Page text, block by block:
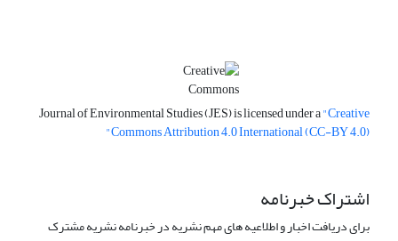
Journal of Environmental Studies (JES) is licensed under a"Creative
Commons Attribution 4.0 International (CC-BY 4.0)"
اشتراک خبرنامه
برای دریافت اخبار و اطلاعیه های مهم نشریه در خبرنامه نشریه مشترک